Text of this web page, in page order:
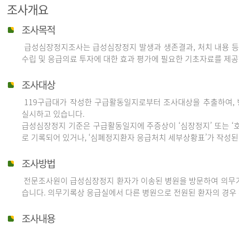
조사개요
조사목적
급성심장정지조사는 급성심장정지 발생과 생존결과, 처치 내용
수립 및 응급의료 투자에 대한 효과 평가에 필요한 기초자료를
조사대상
119구급대가 작성한 구급활동일지로부터 조사대상을 추출하여
실시하고 있습니다.
급성심장정지 기준은 구급활동일지에 주증상이 ‘심장정지’ 또는 ‘
로 기록되어 있거나, ‘심폐정지환자 응급처치 세부상황표’가 작성
조사방법
전문조사원이 급성심장정지 환자가 이송된 병원을 방문하여 의
습니다. 의무기록상 응급실에서 다른 병원으로 전원된 환자의 경
조사내용